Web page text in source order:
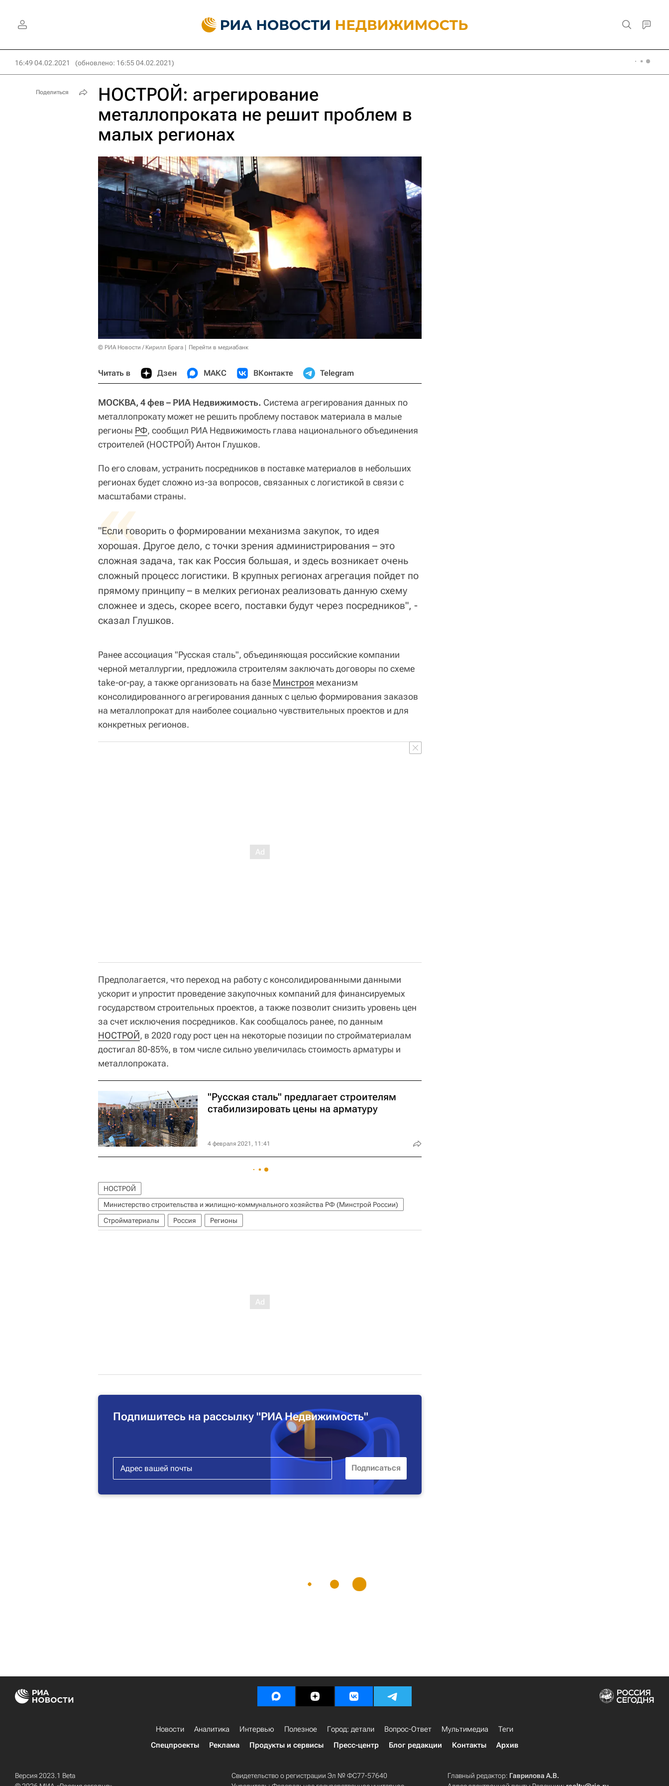
16:49 04.02.2021 (обновлено: 16:55 04.02.2021)
НОСТРОЙ: агрегирование
металлопроката не решит проблем в
малых регионах
© РИА Новости / Кирилл Брага Перейти в медиабанк
Читать в Дзен МАКС ВКонтакте Telegram
МОСКВА, 4 фев – РИА Недвижимость. Система агрегирования данных по
металлопрокату может не решить проблему поставок материала в малые
регионы РФ, сообщил РИА Недвижимость глава национального объединения
строителей (НОСТРОЙ) Антон Глушков.
По его словам, устранить посредников в поставке материалов в небольших
регионах будет сложно из-за вопросов, связанных с логистикой в связи с
масштабами страны.
«
"Если говорить о формировании механизма закупок, то идея
хорошая. Другое дело, с точки зрения администрирования – это
сложная задача, так как Россия большая, и здесь возникает очень
сложный процесс логистики. В крупных регионах агрегация пойдет по
прямому принципу – в мелких регионах реализовать данную схему
сложнее и здесь, скорее всего, поставки будут через посредников", -
сказал Глушков.
Ранее ассоциация "Русская сталь", объединяющая российские компании
черной металлургии, предложила строителям заключать договоры по схеме
take-or-pay, а также организовать на базе Минстроя механизм
консолидированного агрегирования данных с целью формирования заказов
на металлопрокат для наиболее социально чувствительных проектов и для
конкретных регионов.
Предполагается, что переход на работу с консолидированными данными
ускорит и упростит проведение закупочных компаний для финансируемых
государством строительных проектов, а также позволит снизить уровень цен
за счет исключения посредников. Как сообщалось ранее, по данным
НОСТРОЙ, в 2020 году рост цен на некоторые позиции по стройматериалам
достигал 80-85%, в том числе сильно увеличилась стоимость арматуры и
металлопроката.
"Русская сталь" предлагает строителям
стабилизировать цены на арматуру
4 февраля 2021, 11:41
НОСТРОЙ
Министерство строительства и жилищно-коммунального хозяйства РФ (Минстрой России)
Стройматериалы
Россия Регионы
Подпишитесь на рассылку "РИА Недвижимость"
Поделиться
Новости Аналитика Интервью Полезное Город: детали Вопрос-Ответ Мультимедиа
Теги
Спецпроекты
Реклама Продукты и сервисы Пресс-центр Блог редакции Контакты Архив
Версия 2023.1 Beta
Свидетельство о регистрации Эл № ФС77-57640
Главный редактор: Гаврилова А.В.